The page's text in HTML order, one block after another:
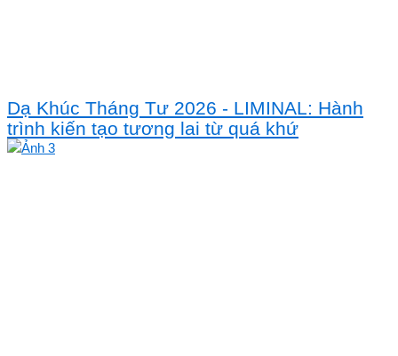
Dạ Khúc Tháng Tư 2026 - LIMINAL: Hành
trình kiến tạo tương lai từ quá khứ